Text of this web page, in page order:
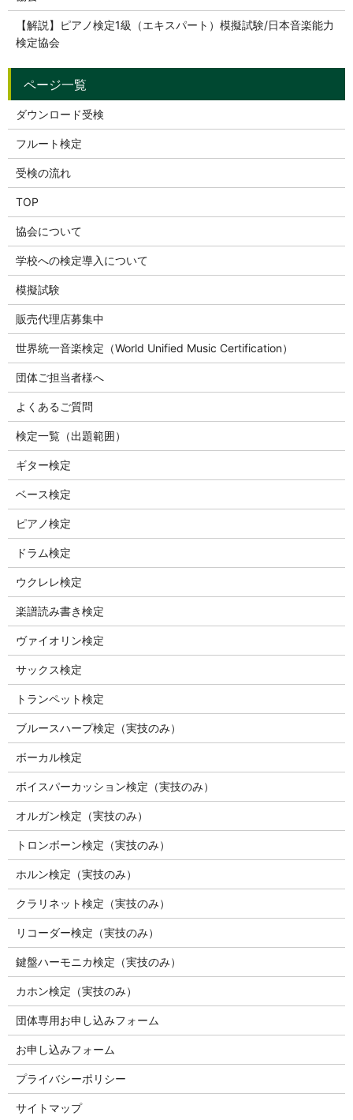
【解説】ピアノ検定1級（エキスパート）模擬試験/日本音楽能力
検定協会
ダウンロード受検
フルート検定
受検の流れ
TOP
協会について
学校への検定導入について
模擬試験
販売代理店募集中
世界統一音楽検定（World Unified Music Certification）
団体ご担当者様へ
よくあるご質問
検定一覧（出題範囲）
ギター検定
ベース検定
ピアノ検定
ドラム検定
ウクレレ検定
楽譜読み書き検定
ヴァイオリン検定
サックス検定
トランペット検定
ブルースハープ検定（実技のみ）
ボーカル検定
ボイスパーカッション検定（実技のみ）
オルガン検定（実技のみ）
トロンボーン検定（実技のみ）
ホルン検定（実技のみ）
クラリネット検定（実技のみ）
リコーダー検定（実技のみ）
鍵盤ハーモニカ検定（実技のみ）
カホン検定（実技のみ）
団体専用お申し込みフォーム
お申し込みフォーム
プライバシーポリシー
サイトマップ